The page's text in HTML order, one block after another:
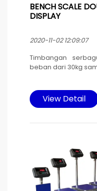
BENCH SCALE
DISPLAY
2020-11-02 12:09:07
Timbangan
beban dari 30kg
dan warung
platter yang tahan
dengan fungsi
memakai
pengaman
menghindari
dioperasikan pada
View Detail